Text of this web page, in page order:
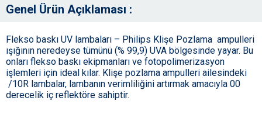
Genel Ürün Açıklaması :
Flekso baskı UV lambaları – Philips Klişe Pozlama ampulleri
ışığının neredeyse tümünü (% 99,9) UVA bölgesinde yayar. Bu
onları flekso baskı ekipmanları ve fotopolimerizasyon
işlemleri için ideal kılar. Klişe pozlama ampulleri ailesindeki
/10R lambalar, lambanın verimliliğini artırmak amacıyla 00
derecelik iç reflektöre sahiptir.